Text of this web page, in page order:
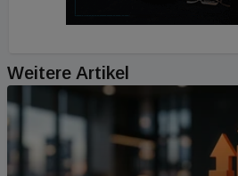
Weitere Artikel